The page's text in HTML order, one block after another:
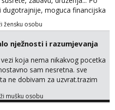
dugotrajnije, moguca financijska
žensku osobu
nježnosti i razumjevanja
koja nema nikakvog pocetka
sam nesretna. sve
ne dobivam za uzvrat.trazim
samo malo njeznosti i
mušku osobu